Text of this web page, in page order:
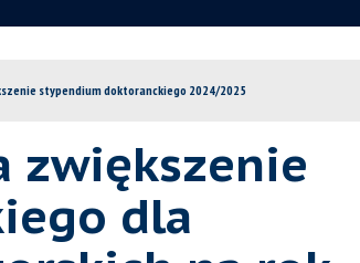
stypendium doktoranckiego 2024/2025
zwiększenie
dla